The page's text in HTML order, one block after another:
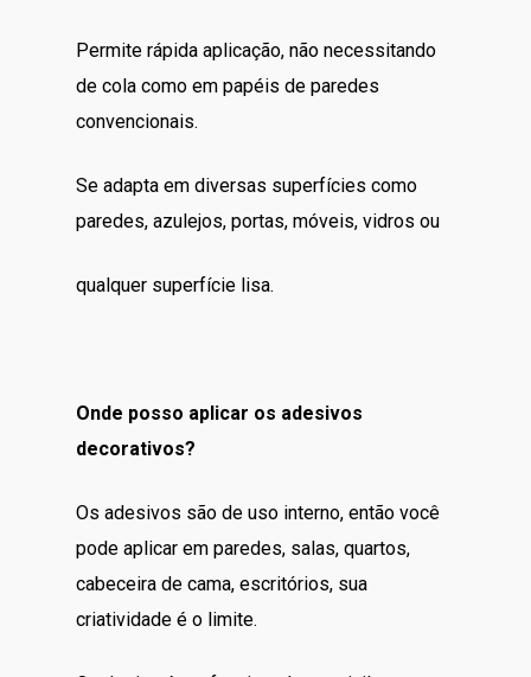
Permite rápida aplicação, não necessitando
de cola como em papéis de paredes
convencionais.
Se adapta em diversas superfícies como
paredes, azulejos, portas, móveis, vidros ou
qualquer superfície lisa.
Onde posso aplicar os adesivos
decorativos?
Os adesivos são de uso interno, então você
pode aplicar em paredes, salas, quartos,
cabeceira de cama, escritórios, sua
criatividade é o limite.